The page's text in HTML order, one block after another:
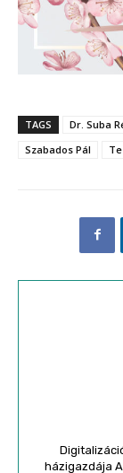
TAGS Dr. Suba
Szabados Pál
házigazdája